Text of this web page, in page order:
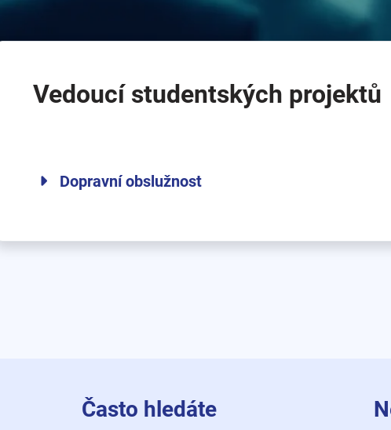
Vedoucí studentských projektů
Dopravní obslužnost
Často hledáte